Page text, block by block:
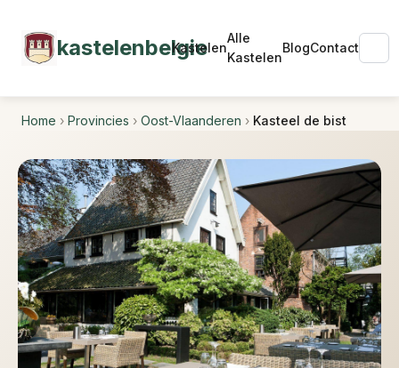
kastelenbelgie
Kastelen
Alle
Kastelen
BlogContact
Home › Provincies › Oost-Vlaanderen › Kasteel de bist